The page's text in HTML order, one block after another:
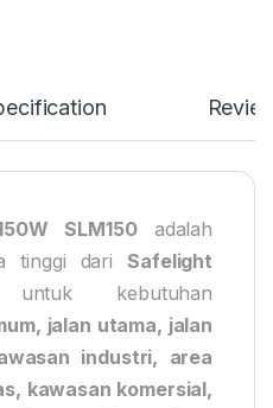
SLM150adalah
tinggi dariSafelight
kebutuhan
jalan utama, jalan
industri, area
kawasan komersial,